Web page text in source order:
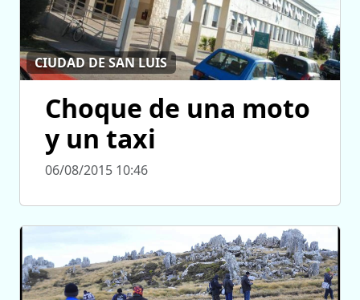
CIUDAD DE SAN LUIS
Choque de una moto
y un taxi
06/08/2015 10:46